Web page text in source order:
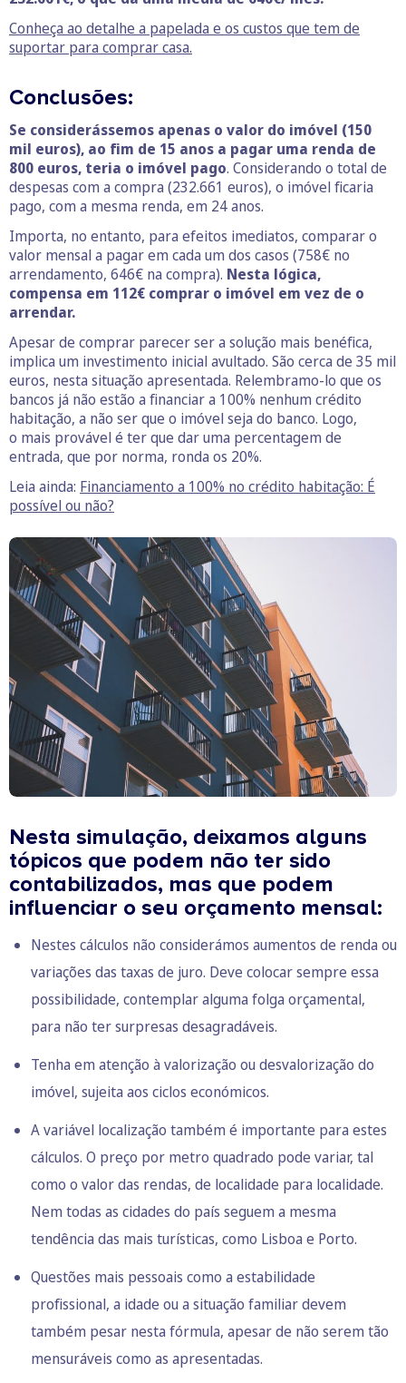
Conheça ao detalhe a papelada e os custos que tem de
suportar para comprar casa.
Conclusões:
Se considerássemos apenas o valor do imóvel (150
mil euros), ao fim de 15 anos a pagar uma renda de
800 euros, teria o imóvel pago. Considerando o total de
despesas com a compra (232.661 euros), o imóvel ficaria
pago, com a mesma renda, em 24 anos.
Importa, no entanto, para efeitos imediatos, comparar o
valor mensal a pagar em cada um dos casos (758€ no
arrendamento, 646€ na compra). Nesta lógica,
compensa em 112€ comprar o imóvel em vez de o
arrendar.
Apesar de comprar parecer ser a solução mais benéfica,
implica um investimento inicial avultado. São cerca de 35 mil
euros, nesta situação apresentada. Relembramo-lo que os
bancos já não estão a financiar a 100% nenhum crédito
habitação, a não ser que o imóvel seja do banco. Logo,
o mais provável é ter que dar uma percentagem de
entrada, que por norma, ronda os 20%.
Leia ainda: Financiamento a 100% no crédito habitação: É
possível ou não?
Nesta simulação, deixamos alguns
tópicos que podem não ter sido
contabilizados, mas que podem
influenciar o seu orçamento mensal:
Nestes cálculos não considerámos aumentos de renda ou
variações das taxas de juro. Deve colocar sempre essa
possibilidade, contemplar alguma folga orçamental,
para não ter surpresas desagradáveis.
Tenha em atenção à valorização ou desvalorização do
imóvel, sujeita aos ciclos económicos.
A variável localização também é importante para estes
cálculos. O preço por metro quadrado pode variar, tal
como o valor das rendas, de localidade para localidade.
Nem todas as cidades do país seguem a mesma
tendência das mais turísticas, como Lisboa e Porto.
Questões mais pessoais como a estabilidade
profissional, a idade ou a situação familiar devem
também pesar nesta fórmula, apesar de não serem tão
mensuráveis como as apresentadas.